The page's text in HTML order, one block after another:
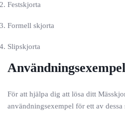
Festskjorta
Formell skjorta
Slipskjorta
Användningsexempel
För att hjälpa dig att lösa ditt
användningsexempel för ett av dessa